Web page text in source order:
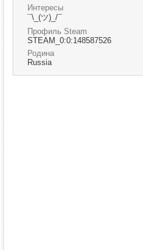
Интересы
¯\_(ツ)_/¯
Профиль Steam
STEAM_0:0:148587526
Родина
Russia